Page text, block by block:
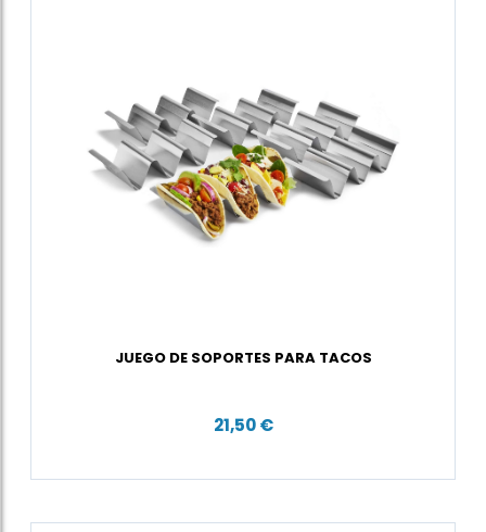
JUEGO DE SOPORTES PARA TACOS
21,50 €